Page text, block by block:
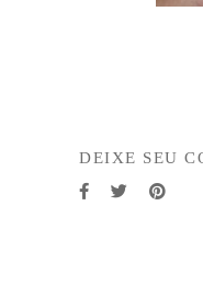
DEIXE SEU